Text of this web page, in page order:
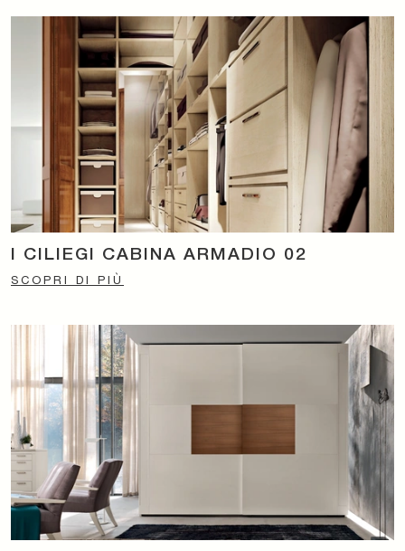
I CILIEGI CABINA ARMADIO 02
SCOPRI DI PIÙ